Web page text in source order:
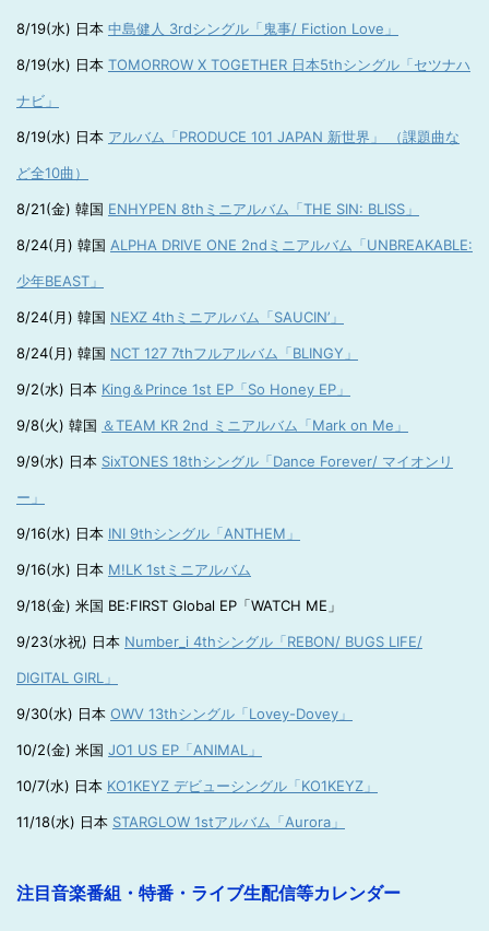
8/19(水) 日本 中島健人 3rdシングル「鬼事/ Fiction Love」
8/19(水) 日本 TOMORROW X TOGETHER 日本5thシングル「セツナハ
ナビ」
8/19(水) 日本 アルバム「PRODUCE 101 JAPAN 新世界」 （課題曲な
ど全10曲）
8/21(金) 韓国 ENHYPEN 8thミニアルバム「THE SIN: BLISS」
8/24(月) 韓国 ALPHA DRIVE ONE 2ndミニアルバム「UNBREAKABLE:
少年BEAST」
8/24(月) 韓国 NEXZ 4thミニアルバム「SAUCIN’」
8/24(月) 韓国 NCT 127 7thフルアルバム「BLINGY」
9/2(水) 日本 King＆Prince 1st EP「So Honey EP」
9/8(火) 韓国 ＆TEAM KR 2nd ミニアルバム「Mark on Me」
9/9(水) 日本 SixTONES 18thシングル「Dance Forever/ マイオンリ
ー」
9/16(水) 日本 INI 9thシングル「ANTHEM」
9/16(水) 日本 M!LK 1stミニアルバム
9/18(金) 米国 BE:FIRST Global EP「WATCH ME」
9/23(水祝) 日本 Number_i 4thシングル「REBON/ BUGS LIFE/
DIGITAL GIRL」
9/30(水) 日本 OWV 13thシングル「Lovey-Dovey」
10/2(金) 米国 JO1 US EP「ANIMAL」
10/7(水) 日本 KO1KEYZ デビューシングル「KO1KEYZ」
11/18(水) 日本 STARGLOW 1stアルバム「Aurora」
注目音楽番組・特番・ライブ生配信等カレンダー